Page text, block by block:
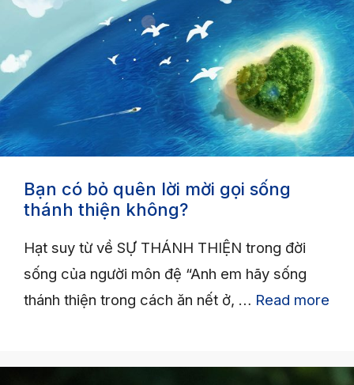
Bạn có bỏ quên lời mời gọi sống
thánh thiện không?
Hạt suy từ về SỰ THÁNH THIỆN trong đời
sống của người môn đệ “Anh em hãy sống
thánh thiện trong cách ăn nết ở, … Read more